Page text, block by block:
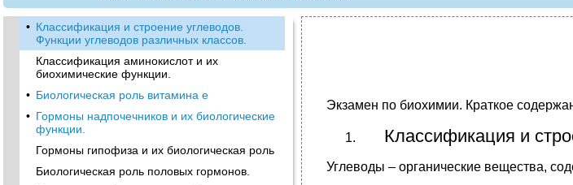
• Классификация и строение углеводов.
Функции углеводов различных классов.
Классификация аминокислот и их
биохимические функции.
• Биологическая роль витамина е
• Гормоны надпочечников и их биологические
функции.
Гормоны гипофиза и их биологическая роль
Биологическая роль половых гормонов.
Экзамен по биохимии. Краткое
Классификация и
Углеводы – органические вещества,